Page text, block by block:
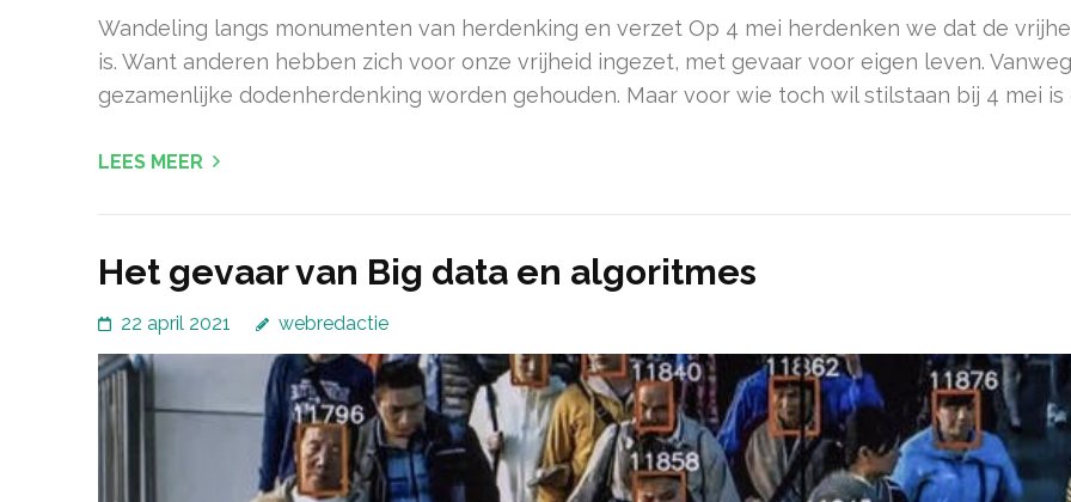
Wandeling langs monumenten van herdenking en verzet Op 4 mei herdenken we dat de
is. Want anderen hebben zich voor onze vrijheid ingezet, met gevaar voor eigen leven.
gezamenlijke dodenherdenking worden gehouden. Maar voor wie toch wil stilstaan bij 4 mei is
LEES MEER
Het gevaar van Big data en algoritmes
22 april 2021 webredactie